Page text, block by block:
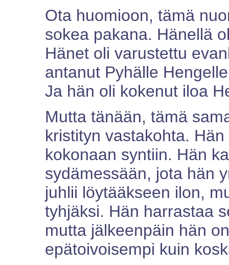
Ota huomioon, tämä
sokea pakana. Hänellä
Hänet oli varustettu
antanut Pyhälle
Ja hän oli kokenut iloa
Mutta tänään, tämä
kristityn vastakohta.
kokonaan syntiin. Hän
sydämessään, jota hän
juhlii löytääkseen ilon,
tyhjäksi. Hän harrastaa
mutta jälkeenpäin hän
epätoivoisempi kuin